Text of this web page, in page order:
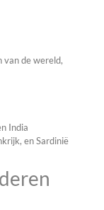
van de wereld,
India
en Sardinië